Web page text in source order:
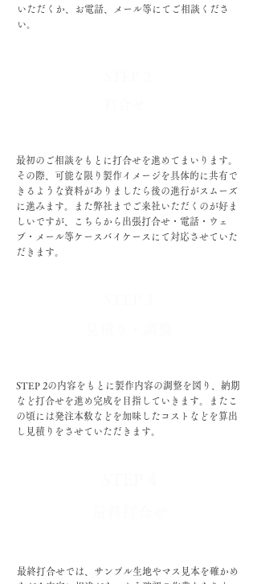
いただくか ​、お電話、メール等にてご相談くださ
い。
​最初のご相談をもとに打合せを進めてまいります。​
その際、可能な限り製作イメージを具体的に共有で
きるような資料がありましたら後の進行がスムーズ
に進みます。また弊社までご来社いただくのが好ま
しいですが、こちらから出張打合せ・電話・ウェ
ブ・メール等​ケースバイケースにて対応させていた
だきます。
STEP 2の内容をもとに製作内容の調整を図り、納期
など打合せを進め完成を目指していきます。またこ
の頃には発注本数などを加味したコストなどを算出
し見積りをさせていただきます。
​最終打合せでは、サンプル生地やマス見本を確かめ